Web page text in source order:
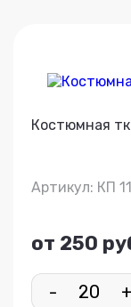
Костюмная
Артикул: КП
от 250
- +